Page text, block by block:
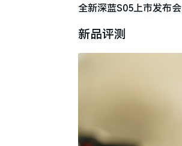
全新深蓝S05上市发布会
新品评测